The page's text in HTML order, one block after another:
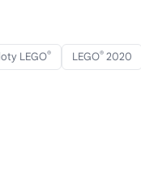
LEGO® LEGO® 2020